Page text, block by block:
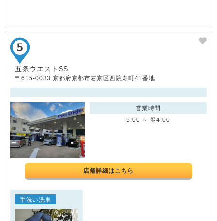
五条ウエストSS
〒615-0033 京都府京都市右京区西院寿町41番地
営業時間
5:00 ～ 翌4:00
店舗詳細はこちら
手洗い洗車